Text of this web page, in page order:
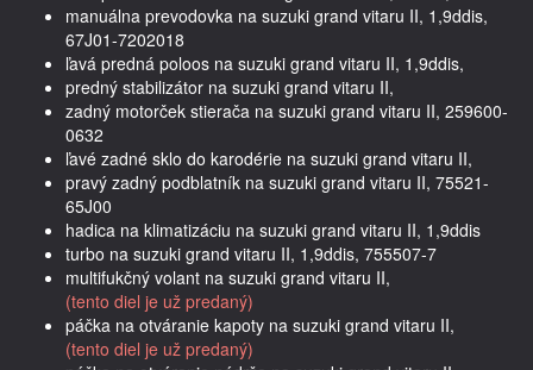
manuálna prevodovka na suzuki grand vitaru II, 1,9ddis,
67J01-7202018
ľavá predná poloos na suzuki grand vitaru II, 1,9ddis,
predný stabilizátor na suzuki grand vitaru II,
zadný motorček stierača na suzuki grand vitaru II, 259600-
0632
ľavé zadné sklo do karodérie na suzuki grand vitaru II,
pravý zadný podblatník na suzuki grand vitaru II, 75521-
65J00
hadica na klimatizáciu na suzuki grand vitaru II, 1,9ddis
turbo na suzuki grand vitaru II, 1,9ddis, 755507-7
multifukčný volant na suzuki grand vitaru II,
(tento diel je už predaný)
páčka na otváranie kapoty na suzuki grand vitaru II,
(tento diel je už predaný)